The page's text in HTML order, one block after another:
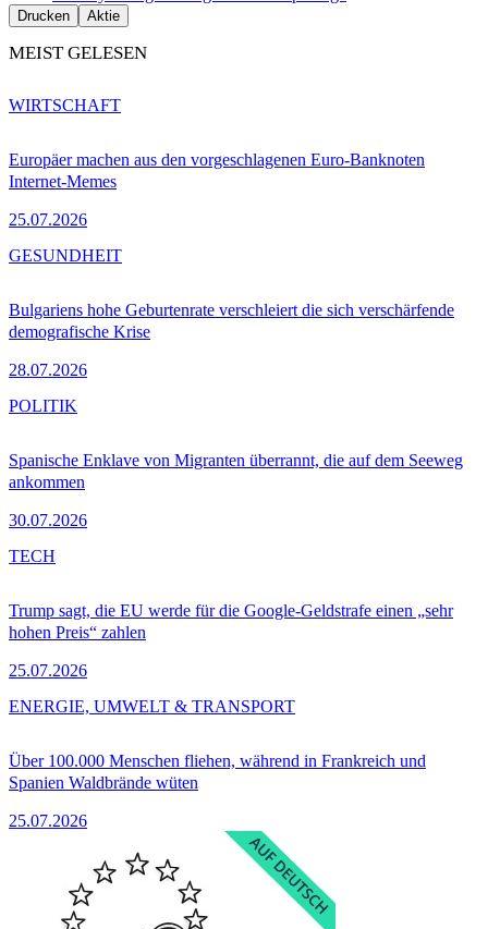
Drucken Aktie
MEIST GELESEN
Europäer machen aus den vorgeschlagenen Euro-Banknoten
Internet-Memes
25.07.2026
WIRTSCHAFT
Bulgariens hohe Geburtenrate verschleiert die sich verschärfende
demografische Krise
28.07.2026
GESUNDHEIT
Spanische Enklave von Migranten überrannt, die auf dem Seeweg
ankommen
30.07.2026
POLITIK
Trump sagt, die EU werde für die Google-Geldstrafe einen „sehr
hohen Preis“ zahlen
25.07.2026
TECH
Über 100.000 Menschen fliehen, während in Frankreich und
Spanien Waldbrände wüten
25.07.2026
ENERGIE, UMWELT & TRANSPORT